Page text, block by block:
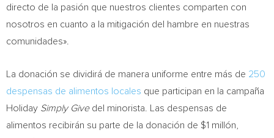
directo de la pasión que nuestros clientes comparten con
nosotros en cuanto a la mitigación del hambre en nuestras
comunidades».
La donación se dividirá de manera uniforme entre más de 250
despensas de alimentos locales que participan en la campaña
Holiday Simply Givedel minorista. Las despensas de
alimentos recibirán su parte de la donación de $1 millón,